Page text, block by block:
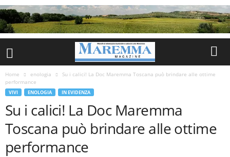
Home enologia
Su i calici! La Doc Maremma Toscana può brindare alle ottime
performance
VIVI ENOLOGIA IN EVIDENZA
Su i calici! La Doc Maremma
Toscana può brindare alle ottime
performance